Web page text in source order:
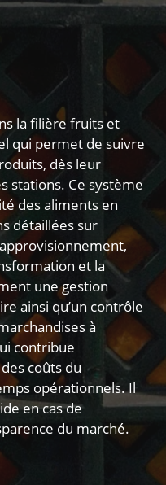
la filière fruits et
qui permet de suivre
dès leur
stations. Ce système
des aliments en
détaillées sur
et la
une gestion
ainsi qu’un contrôle
à
contribue
coûts du
opérationnels. Il
en cas de
du marché.